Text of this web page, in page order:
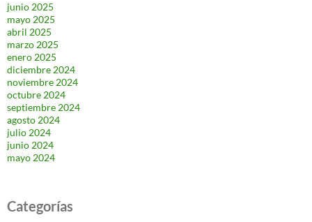
junio 2025
mayo 2025
abril 2025
marzo 2025
enero 2025
diciembre 2024
noviembre 2024
octubre 2024
septiembre 2024
agosto 2024
julio 2024
junio 2024
mayo 2024
Categorías